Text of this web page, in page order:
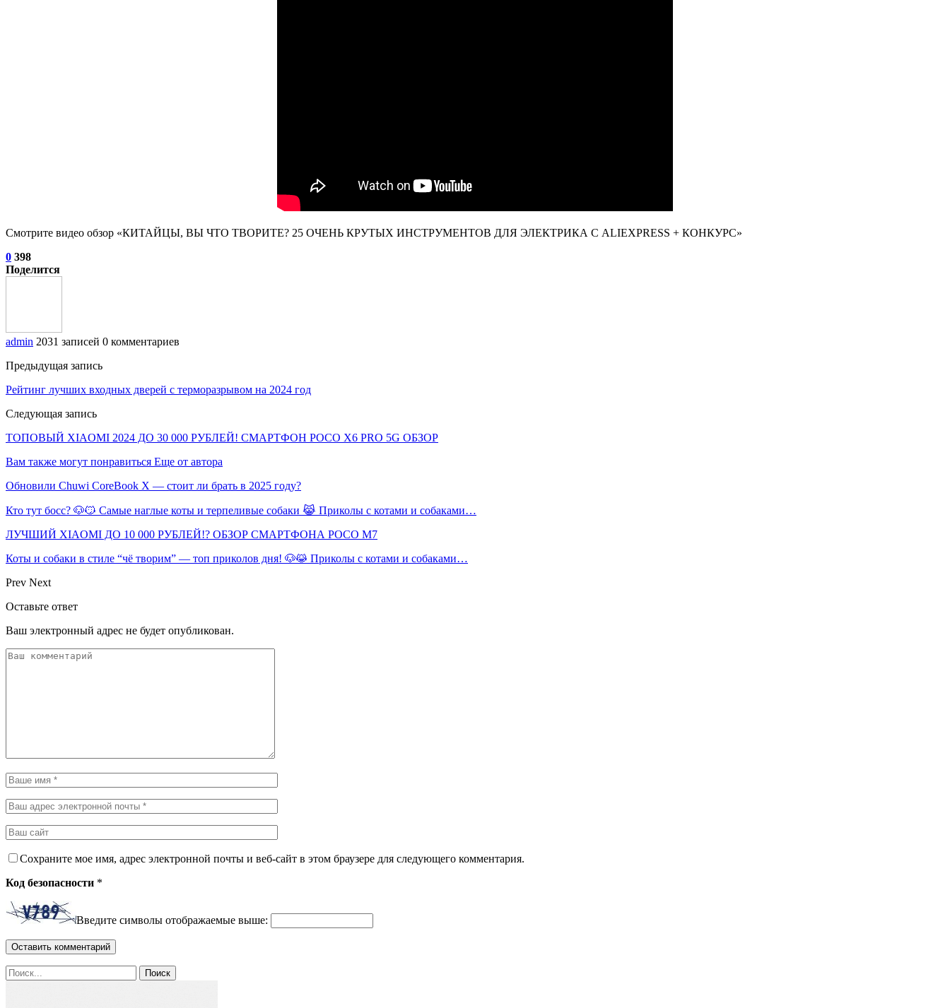
Смотрите видео обзор «КИТАЙЦЫ, ВЫ ЧТО ТВОРИТЕ? 25 ОЧЕНЬ КРУТЫХ ИНСТРУМЕНТОВ ДЛЯ ЭЛЕКТРИКА С ALIEXPRESS + КОНКУРС»
0 398
Поделится
admin 2031 записей 0 комментариев
Предыдущая запись
Рейтинг лучших входных дверей с терморазрывом на 2024 год
Следующая запись
ТОПОВЫЙ XIAOMI 2024 ДО 30 000 РУБЛЕЙ! СМАРТФОН POCO X6 PRO 5G ОБЗОР
Вам также могут понравиться Еще от автора
Обновили Chuwi CoreBook X — стоит ли брать в 2025 году?
Кто тут босс? 🐶😼 Самые наглые коты и терпеливые собаки 😹 Приколы с котами и собаками…
ЛУЧШИЙ XIAOMI ДО 10 000 РУБЛЕЙ!? ОБЗОР СМАРТФОНА POCO M7
Коты и собаки в стиле “чё творим” — топ приколов дня! 🐶😹 Приколы с котами и собаками…
Prev Next
Оставьте ответ
Ваш электронный адрес не будет опубликован.
Сохраните мое имя, адрес электронной почты и веб-сайт в этом браузере для следующего комментария.
Код безопасности *
Введите символы отображаемые выше: